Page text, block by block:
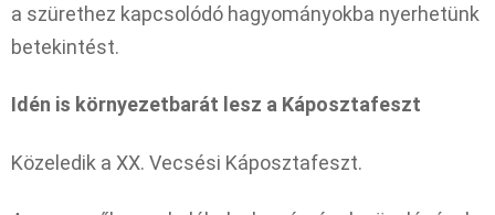
a szürethez kapcsolódó hagyományokba nyerhetünk
betekintést.
Idén is környezetbarát lesz a Káposztafeszt
Közeledik a XX. Vecsési Káposztafeszt.